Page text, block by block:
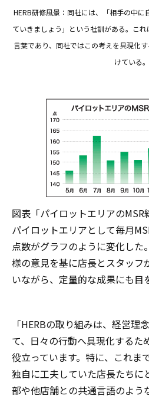
HERB研修風景：同社には、「相手の中
ていきましょう」という社訓がある。こ
言葉であり、同社ではこの考えを具現化
けている。
図表「パイロットエリアのMSR
パイロットエリアとして毎月
点数がグラフのように変化した
様の意見を基に店長とスタッフ
いながら、定量的な成果にも目
「HERBの取り組みは、経営理
て、日々の行動へ具現化するた
役立っています。特に、これま
独自に工夫していた店長たちに
部や他店舗との共通言語のよう